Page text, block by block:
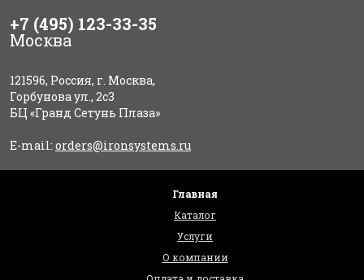
+7 (495) 123-33-35
Москва
121596, Россия, г. Москва,
Горбунова ул., 2с3
БЦ «Гранд Сетунь Плаза»
E-mail: orders@ironsystems.ru
Главная
Каталог
Услуги
О компании